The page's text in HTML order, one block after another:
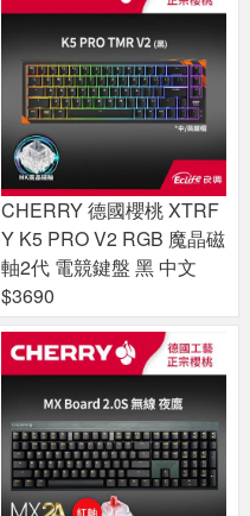
CHERRY 德國櫻桃 XTRF
Y K5 PRO V2 RGB 魔晶磁
軸2代 電競鍵盤 黑 中文
$3690